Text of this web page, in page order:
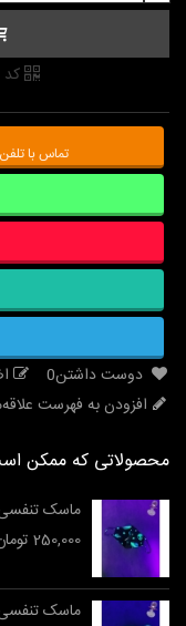
کد QR
تماس با
دوست داشتن0
افزودن به فهرست
محصولاتی که ممکن
ماسک
250,000 تومان
ماسک